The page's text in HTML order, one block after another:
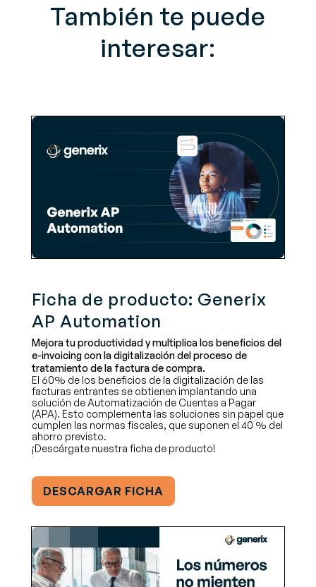
También te puede
interesar:
Ficha de producto: Generix
AP Automation
Mejora tu productividad y multiplica los beneficios del
e-invoicing con la digitalización del proceso de
tratamiento de la factura de compra.
El 60% de los beneficios de la digitalización de las
facturas entrantes se obtienen implantando una
solución de Automatización de Cuentas a Pagar
(APA). Esto complementa las soluciones sin papel que
cumplen las normas fiscales, que suponen el 40 % del
ahorro previsto.
¡Descárgate nuestra ficha de producto!
DESCARGAR FICHA